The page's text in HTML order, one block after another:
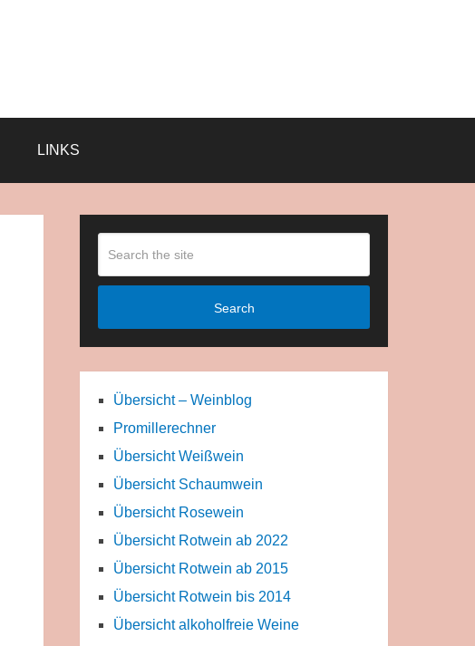
LINKS
Search
Übersicht – Weinblog
Promillerechner
Übersicht Weißwein
Übersicht Schaumwein
Übersicht Rosewein
Übersicht Rotwein ab 2022
Übersicht Rotwein ab 2015
Übersicht Rotwein bis 2014
Übersicht alkoholfreie Weine